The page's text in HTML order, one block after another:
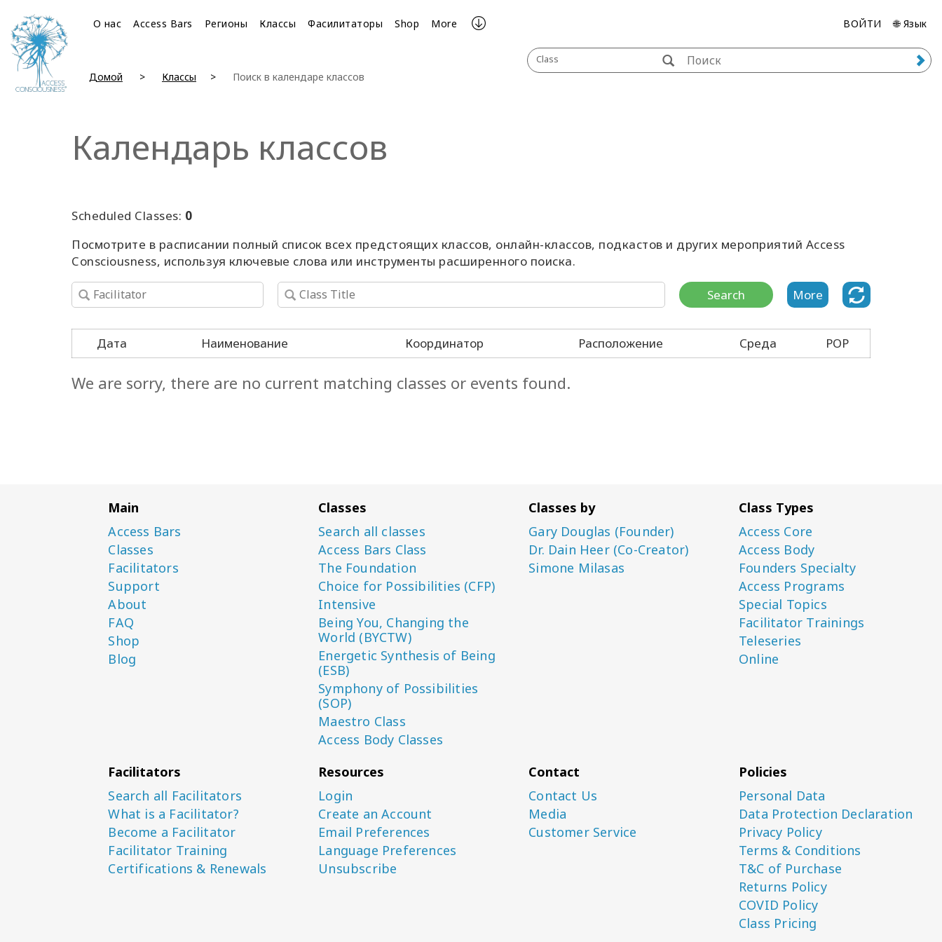
О нас Access Bars Регионы Классы Фасилитаторы Shop More ВОЙТИ 🌐 Язык
Class
Домой Классы Поиск в календаре классов
Календарь классов
Scheduled Classes: 0
Посмотрите в расписании полный список всех предстоящих классов, онлайн-классов, подкастов и других мероприятий Access
Consciousness, используя ключевые слова или инструменты расширенного поиска.
Search More
Дата Наименование Координатор Расположение Среда POP
We are sorry, there are no current matching classes or events found.
Main
Access Bars
Classes
Facilitators
Support
About
FAQ
Shop
Blog
Classes
Search all classes
Access Bars Class
The Foundation
Choice for Possibilities (CFP)
Intensive
Being You, Changing the
World (BYCTW)
Energetic Synthesis of Being
(ESB)
Symphony of Possibilities
(SOP)
Maestro Class
Access Body Classes
Classes by
Gary Douglas (Founder)
Dr. Dain Heer (Co-Creator)
Simone Milasas
Class Types
Access Core
Access Body
Founders Specialty
Access Programs
Special Topics
Facilitator Trainings
Teleseries
Online
Facilitators
Search all Facilitators
What is a Facilitator?
Become a Facilitator
Facilitator Training
Certifications & Renewals
Resources
Login
Create an Account
Email Preferences
Language Preferences
Unsubscribe
Contact
Contact Us
Media
Customer Service
Policies
Personal Data
Data Protection Declaration
Privacy Policy
Terms & Conditions
T&C of Purchase
Returns Policy
COVID Policy
Class Pricing